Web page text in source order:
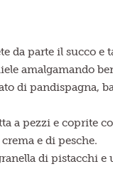
da parte il succo e
amalgamando
di pandispagna,
a pezzi e coprite
e di pesche.
di pistacchi e